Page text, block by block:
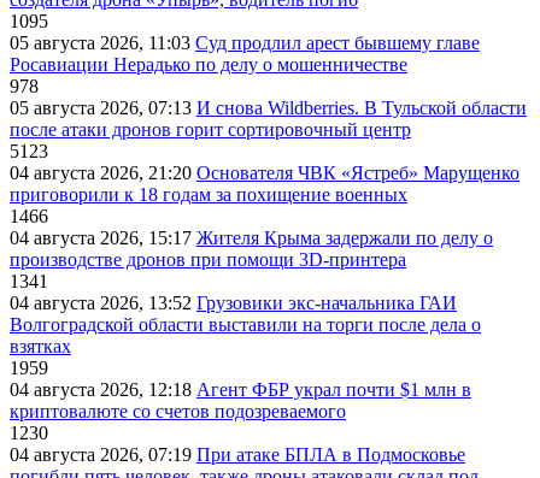
1095
05 августа 2026, 11:03 Суд продлил арест бывшему главе
Росавиации Нерадько по делу о мошенничестве
978
05 августа 2026, 07:13 И снова Wildberries. В Тульской области
после атаки дронов горит сортировочный центр
5123
04 августа 2026, 21:20 Основателя ЧВК «Ястреб» Марущенко
приговорили к 18 годам за похищение военных
1466
04 августа 2026, 15:17 Жителя Крыма задержали по делу о
производстве дронов при помощи 3D‑принтера
1341
04 августа 2026, 13:52 Грузовики экс-начальника ГАИ
Волгоградской области выставили на торги после дела о
взятках
1959
04 августа 2026, 12:18 Агент ФБР украл почти $1 млн в
криптовалюте со счетов подозреваемого
1230
04 августа 2026, 07:19 При атаке БПЛА в Подмосковье